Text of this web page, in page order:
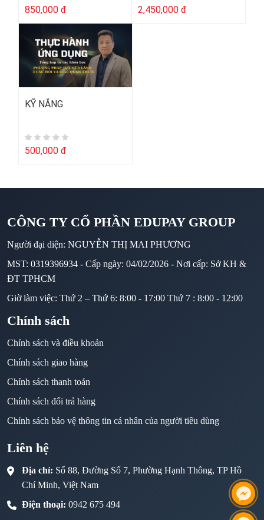
850,000 đ 2,450,000 đ
KỸ NĂNG
500,000 đ
CÔNG TY CỔ PHẦN EDUPAY GROUP
Người đại diện: NGUYỄN THỊ MAI PHƯƠNG
MST: 0319396934 - Cấp ngày: 04/02/2026 - Nơi cấp: Sở KH &
ĐT TPHCM
Giờ làm việc: Thứ 2 – Thứ 6: 8:00 - 17:00 Thứ 7 : 8:00 - 12:00
Chính sách
Chính sách và điều khoản
Chính sách giao hàng
Chính sách thanh toán
Chính sách đổi trả hàng
Chính sách bảo vệ thông tin cá nhân của người tiêu dùng
Liên hệ
Địa chỉ: Số 88, Đường Số 7, Phường Hạnh Thông, TP Hồ
Chí Minh, Việt Nam
Điện thoại: 0942 675 494